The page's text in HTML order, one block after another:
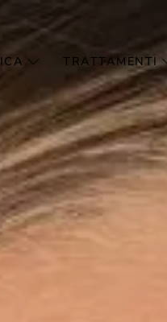
TRATTAMENTI